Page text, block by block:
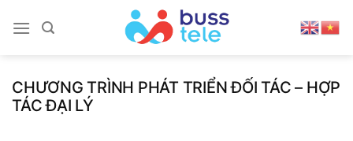
CHƯƠNG TRÌNH PHÁT TRIỂN ĐỐI TÁC – HỢP
TÁC ĐẠI LÝ